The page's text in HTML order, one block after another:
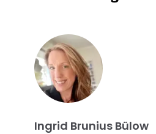
Ingrid Brunius Bülow